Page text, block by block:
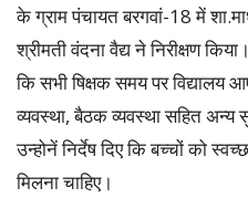
के ग्राम पंचायत बरगवां-18 में
श्रीमती वंदना वैद्य ने निरीक्षण
कि सभी षिक्षक समय पर
व्यवस्था, बैठक व्यवस्था सहित अन्य
उन्होनें निर्देष दिए कि बच्चों को
मिलना चाहिए।